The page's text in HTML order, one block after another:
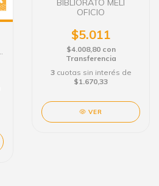
BIBLIORATO MELI
OFICIO
$5.011
$4.008,80 con
Transferencia
3 cuotas sin interés de
$1.670,33
VER